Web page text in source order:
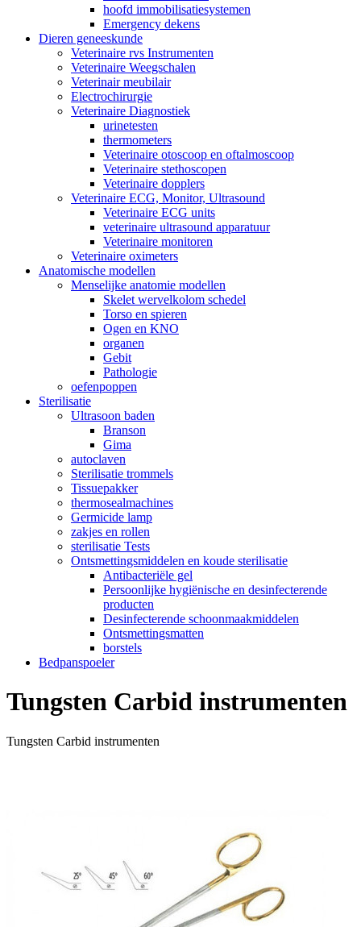
hoofd immobilisatiesystemen
Emergency dekens
Dieren geneeskunde
Veterinaire rvs Instrumenten
Veterinaire Weegschalen
Veterinair meubilair
Electrochirurgie
Veterinaire Diagnostiek
urinetesten
thermometers
Veterinaire otoscoop en oftalmoscoop
Veterinaire stethoscopen
Veterinaire dopplers
Veterinaire ECG, Monitor, Ultrasound
Veterinaire ECG units
veterinaire ultrasound apparatuur
Veterinaire monitoren
Veterinaire oximeters
Anatomische modellen
Menselijke anatomie modellen
Skelet wervelkolom schedel
Torso en spieren
Ogen en KNO
organen
Gebit
Pathologie
oefenpoppen
Sterilisatie
Ultrasoon baden
Branson
Gima
autoclaven
Sterilisatie trommels
Tissuepakker
thermosealmachines
Germicide lamp
zakjes en rollen
sterilisatie Tests
Ontsmettingsmiddelen en koude sterilisatie
Antibacteriële gel
Persoonlijke hygiënische en desinfecterende
producten
Desinfecterende schoonmaakmiddelen
Ontsmettingsmatten
borstels
Bedpanspoeler
Tungsten Carbid instrumenten
Tungsten Carbid instrumenten